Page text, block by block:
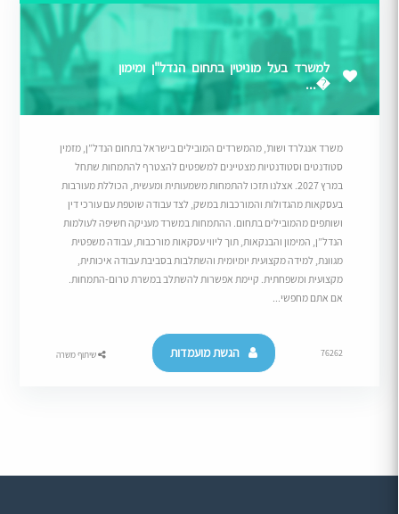
למשרד בעל מוניטין בתחום הנדל"ן ומימון
�...
משרד אנגלרד ושות’, מהמשרדים המובילים בישראל בתחום הנדל”ן, מזמין
סטודנטים וסטודנטיות מצטיינים למשפטים להצטרף להתמחות שתחל
במרץ 2027. אצלנו תזכו להתמחות משמעותית ומעשית, הכוללת מעורבות
בעסקאות מהגדולות והמורכבות במשק, לצד עבודה שוטפת עם עורכי דין
ושותפים מהמובילים בתחום. ההתמחות במשרד מעניקה חשיפה לעולמות
הנדל”ן, המימון והבנקאות, תוך ליווי עסקאות מורכבות, עבודה משפטית
מגוונת, למידה מקצועית יומיומית והשתלבות בסביבת עבודה איכותית,
מקצועית ומשפחתית. קיימת אפשרות להשתלב במשרת טרום-התמחות.
אם אתם מחפשי...
76262 הגשת מועמדות שיתוף משרה